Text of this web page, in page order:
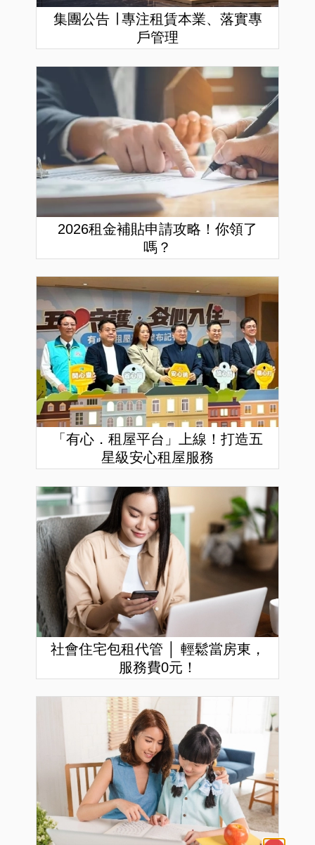
集團公告 ∣ 專注租賃本業、落實專
戶管理
2026租金補貼申請攻略！你領了
嗎？
「有心．租屋平台」上線！打造五
星級安心租屋服務
社會住宅包租代管 │ 輕鬆當房東，
服務費0元！